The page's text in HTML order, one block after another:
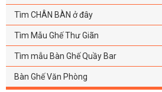
Tìm CHÂN BÀN ở đây
Tìm Mẫu Ghế Thư Giãn
Tìm mẫu Bàn Ghế Quầy Bar
Bàn Ghế Văn Phòng